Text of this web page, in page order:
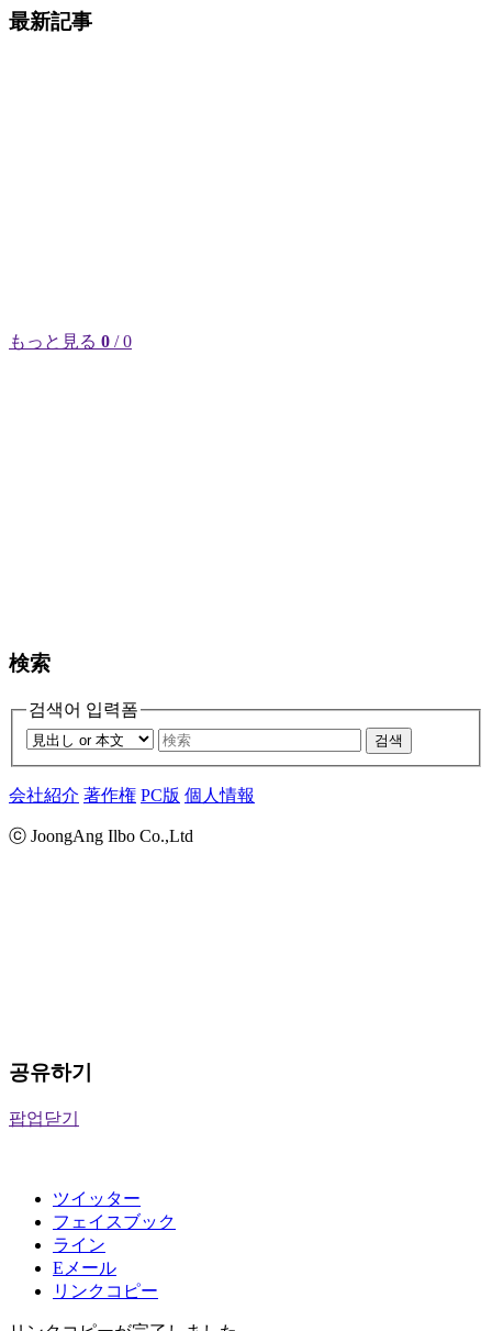
最新記事
もっと見る 0 / 0
検索
검색어 입력폼
검색
会社紹介 著作権 PC版 個人情報
ⓒ JoongAng Ilbo Co.,Ltd
공유하기
팝업닫기
ツイッター
フェイスブック
ライン
Eメール
リンクコピー